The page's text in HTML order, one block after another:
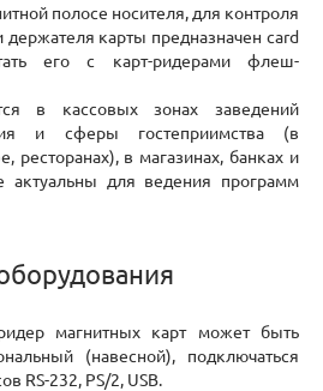
полосе носителя, для контроля
держателя карты предназначен card
его с карт-ридерами флеш-
в кассовых зонах заведений
и сферы гостеприимства (в
ресторанах), в магазинах, банках и
актуальны для ведения программ
магнитных карт может быть
(навесной), подключаться
RS-232, PS/2, USB.